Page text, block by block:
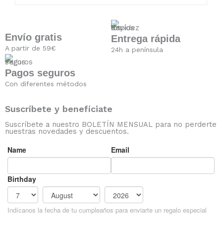
Envío gratis
A partir de 59€
Entrega rápida
24h a península
Pagos seguros
Con diferentes métodos
Suscríbete y benefíciate
Suscríbete a nuestro BOLETÍN MENSUAL para no perderte
nuestras novedades y descuentos.